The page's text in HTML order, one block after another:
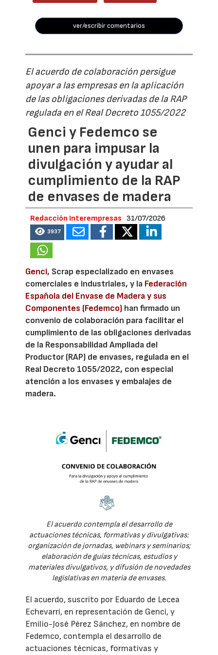
ver/escribir comentarios
El acuerdo de colaboración persigue
apoyar a las empresas en la aplicación
de las obligaciones derivadas de la RAP
regulada en el Real Decreto 1055/2022
Genci y Fedemco se
unen para impusar la
divulgación y ayudar al
cumplimiento de la RAP
de envases de madera
Redacción Interempresas 31/07/2026
3937
Genci, Scrap especializado en envases
comerciales e industriales, y la Federación
Española del Envase de Madera y sus
Componentes (Fedemco) han firmado un
convenio de colaboración para facilitar el
cumplimiento de las obligaciones derivadas
de la Responsabilidad Ampliada del
Productor (RAP) de envases, regulada en el
Real Decreto 1055/2022, con especial
atención a los envases y embalajes de
madera.
El acuerdo contempla el desarrollo de
actuaciones técnicas, formativas y divulgativas:
organización de jornadas, webinars y seminarios;
elaboración de guías técnicas, estudios y
materiales divulgativos, y difusión de novedades
legislativas en materia de envases.
El acuerdo, suscrito por Eduardo de Lecea
Echevarri, en representación de Genci, y
Emilio-José Pérez Sánchez, en nombre de
Fedemco, contempla el desarrollo de
actuaciones técnicas, formativas y